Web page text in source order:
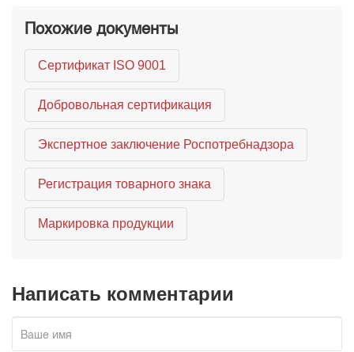
Похожие документы
Сертификат ISO 9001
Добровольная сертификация
Экспертное заключение Роспотребнадзора
Регистрация товарного знака
Маркировка продукции
Написать комментарии